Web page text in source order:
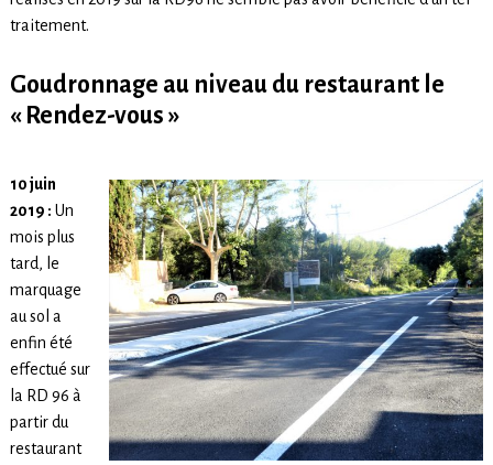
traitement.
Goudronnage au niveau du restaurant le
« Rendez-vous »
10 juin
2019 : Un
mois plus
tard, le
marquage
au sol a
enfin été
effectué sur
la RD 96 à
partir du
restaurant